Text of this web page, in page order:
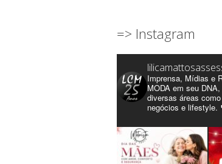
=> Instagram
Imprensa, Mídias e
MODA em seu
diversas áreas
negócios e lifestyle.